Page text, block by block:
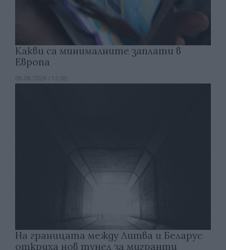
Какви са минималните заплати в
Европа
06.08.2026 / 12:00
На границата между Литва и Беларус
откриха нов тунел за мигранти